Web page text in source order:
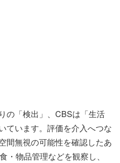
の「検出」、CBSは「生活
ています。評価を介入へつな
間無視の可能性を確認したあ
・物品管理などを観察し、